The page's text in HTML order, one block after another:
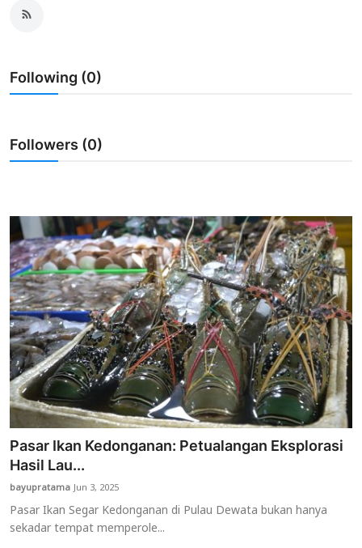
Seni
Usadha
Indonesia
Following (0)
Followers (0)
Pasar Ikan Kedonganan: Petualangan Eksplorasi
Hasil Lau...
bayupratamaJun 3, 2025
Pasar Ikan Segar Kedonganan di Pulau Dewata bukan hanya
sekadar tempat memperole...